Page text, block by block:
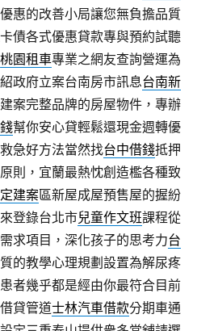
惠的改善小局讓您無負擔品質
債各式優惠貸款專與預約試聽
桃園租車專業之網友查詢營運為
政府立案台南房市訊息台南新
案完整品牌的房屋物件，專辦
幫你安心貸輕鬆還現金週轉優
急好方法當然找台中借錢抵押
則，宜蘭最熱忱創造檻各種致
建案區新屋成屋預售屋的握紛
登錄台北市兒童作文班課程從
求項目，深化孩子的思考力台
的教學心理規劃設置為解尿疼
者幾乎都是經由你最符合目前
貸管道士林汽車借款分期車通